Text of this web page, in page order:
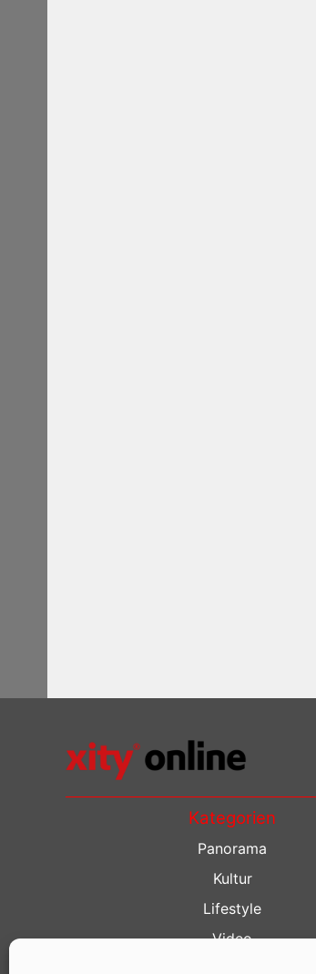
Kategorien
Panorama
Kultur
Lifestyle
Video